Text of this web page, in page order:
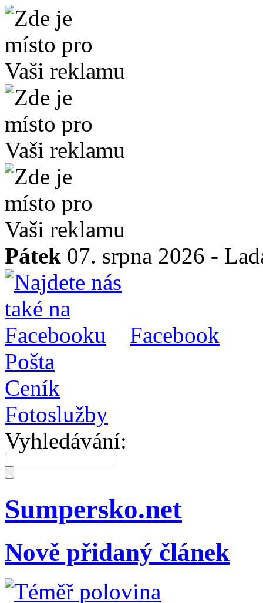
Pátek 07. srpna 2026 -
Facebook
Pošta
Ceník
Fotoslužby
Vyhledávání:
Sumpersko.net
Nově přidaný článek